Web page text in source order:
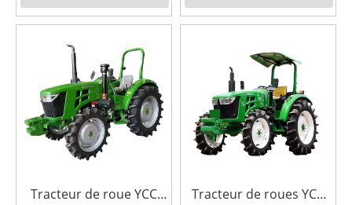
Tracteur de roue YCC
Tracteur de roues YCC